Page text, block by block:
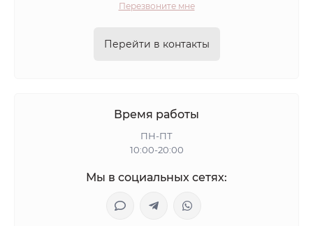
Перезвоните мне
Перейти в контакты
Время работы
ПН-ПТ
10:00-20:00
Мы в социальных сетях: